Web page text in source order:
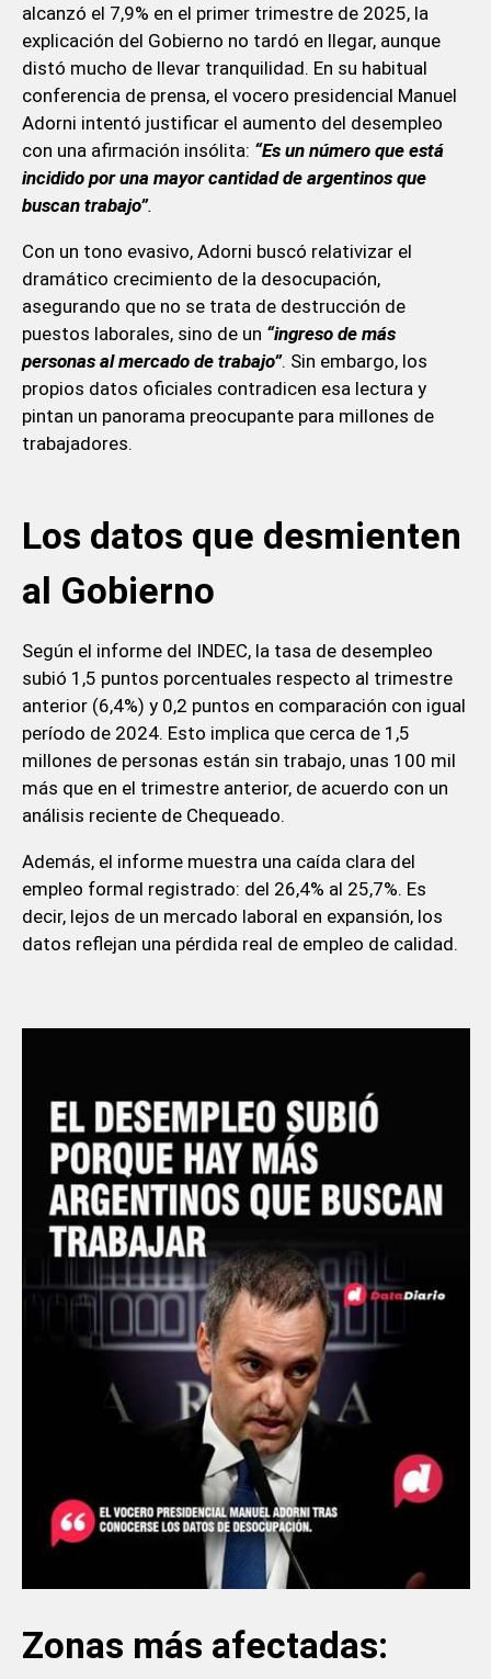
alcanzó el 7,9% en el primer trimestre de 2025, la
explicación del Gobierno no tardó en llegar, aunque
distó mucho de llevar tranquilidad. En su habitual
conferencia de prensa, el vocero presidencial Manuel
Adorni intentó justificar el aumento del desempleo
con una afirmación insólita: “Es un número que está
incidido por una mayor cantidad de argentinos que
buscan trabajo”.
Con un tono evasivo, Adorni buscó relativizar el
dramático crecimiento de la desocupación,
asegurando que no se trata de destrucción de
puestos laborales, sino de un “ingreso de más
personas al mercado de trabajo”. Sin embargo, los
propios datos oficiales contradicen esa lectura y
pintan un panorama preocupante para millones de
trabajadores.
Los datos que desmienten
al Gobierno
Según el informe del INDEC, la tasa de desempleo
subió 1,5 puntos porcentuales respecto al trimestre
anterior (6,4%) y 0,2 puntos en comparación con igual
período de 2024. Esto implica que cerca de 1,5
millones de personas están sin trabajo, unas 100 mil
más que en el trimestre anterior, de acuerdo con un
análisis reciente de Chequeado.
Además, el informe muestra una caída clara del
empleo formal registrado: del 26,4% al 25,7%. Es
decir, lejos de un mercado laboral en expansión, los
datos reflejan una pérdida real de empleo de calidad.
Zonas más afectadas: